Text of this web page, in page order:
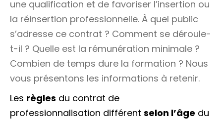
une qualification et de favoriser l’insertion ou
la réinsertion professionnelle. À quel public
s’adresse ce contrat ? Comment se déroule-
t-il ? Quelle est la rémunération minimale ?
Combien de temps dure la formation ? Nous
vous présentons les informations à retenir.
Les règles du contrat de
professionnalisation différent selon l’âge du